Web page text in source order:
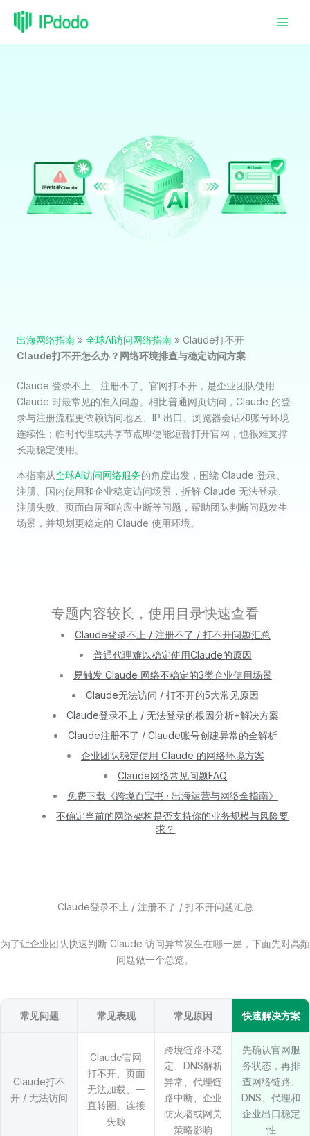
出海网络指南 » 全球AI访问网络指南 » Claude打不开
Claude打不开怎么办？网络环境排查与稳定访问方案
Claude 登录不上、注册不了、官网打不开，是企业团队使用
Claude 时最常见的准入问题。相比普通网页访问，Claude 的登
录与注册流程更依赖访问地区、IP 出口、浏览器会话和账号环境
连续性；临时代理或共享节点即使能短暂打开官网，也很难支撑
长期稳定使用。
本指南从全球AI访问网络服务的角度出发，围绕 Claude 登录、
注册、国内使用和企业稳定访问场景，拆解 Claude 无法登录、
注册失败、页面白屏和响应中断等问题，帮助团队判断问题发生
场景，并规划更稳定的 Claude 使用环境。
专题内容较长，使用目录快速查看
Claude登录不上 / 注册不了 / 打不开问题汇总
普通代理难以稳定使用Claude的原因
易触发 Claude 网络不稳定的3类企业使用场景
Claude无法访问 / 打不开的5大常见原因
Claude登录不上 / 无法登录的根因分析+解决方案
Claude注册不了 / Claude账号创建异常的全解析
企业团队稳定使用 Claude 的网络环境方案
Claude网络常见问题FAQ
免费下载《跨境百宝书 · 出海运营与网络全指南》
不确定当前的网络架构是否支持你的业务规模与风险要
求？
Claude登录不上 / 注册不了 / 打不开问题汇总
为了让企业团队快速判断 Claude 访问异常发生在哪一层，下面先对高频
问题做一个总览。
常见问题 常见表现 常见原因 快速解决方案
Claude打不
开 / 无法访问
Claude官网
打不开、页面
无法加载、一
直转圈、连接
失败
跨境链路不稳
定、DNS解析
异常、代理链
路中断、企业
防火墙或网关
策略影响
先确认官网服
务状态，再排
查网络链路、
DNS、代理和
企业出口稳定
性